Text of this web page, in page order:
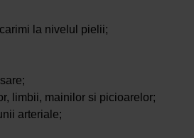
la nivelul pielii;
limbii, mainilor si picioarelor;
arteriale;